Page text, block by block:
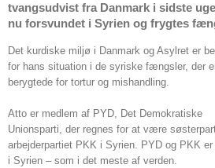
tvangsudvist fra Danmark i sidste
nu forsvundet i Syrien og frygtes
Det kurdiske miljø i Danmark og Asylret er
for hans situation i de syriske fængsler, der
berygtede for tortur og mishandling.
Atto er medlem af PYD, Det Demokratiske
Unionsparti, der regnes for at være
arbejderpartiet PKK i Syrien. PYD og PKK er
i Syrien – som i det meste af verden.